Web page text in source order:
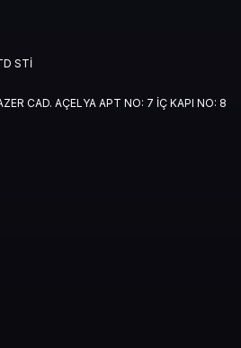
artır, hayatta kalma
STİ
CAD. AÇELYA APT NO: 7 İÇ KAPI NO: 8